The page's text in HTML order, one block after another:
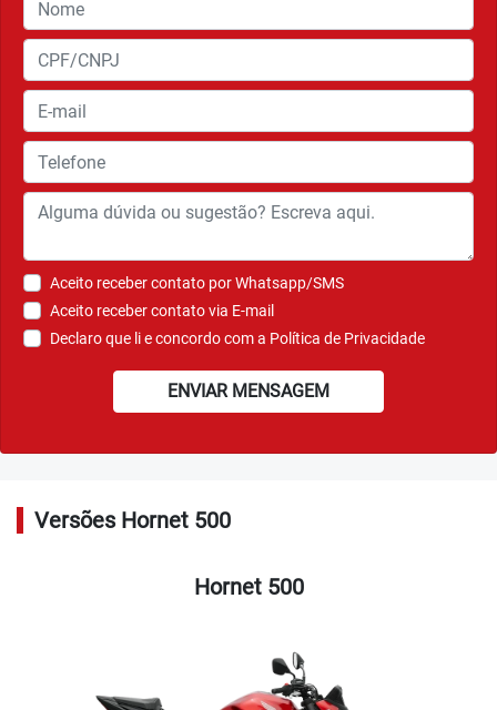
Aceito receber contato por Whatsapp/SMS
Aceito receber contato via E-mail
Declaro que li e concordo com a Política de Privacidade
ENVIAR MENSAGEM
Versões Hornet 500
Hornet 500